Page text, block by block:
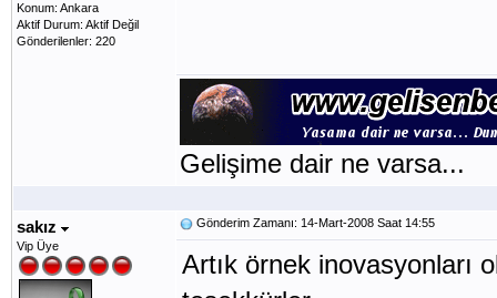
Konum: Ankara
Aktif Durum: Aktif Değil
Gönderilenler: 220
Gelişime dair ne varsa...
sakız
Vip Üye
Gönderim Zamanı: 14-Mart-2008 Saat 14:55
Artık örnek inovasyonları